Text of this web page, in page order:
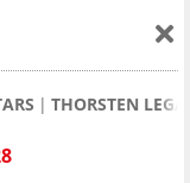
THORSTEN